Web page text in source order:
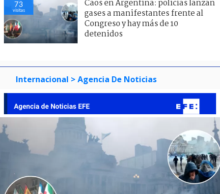
73
visitas
Caos en Argentina: policías lanzan
gases a manifestantes frente al
Congreso y hay más de 10
detenidos
Internacional > Agencia De Noticias